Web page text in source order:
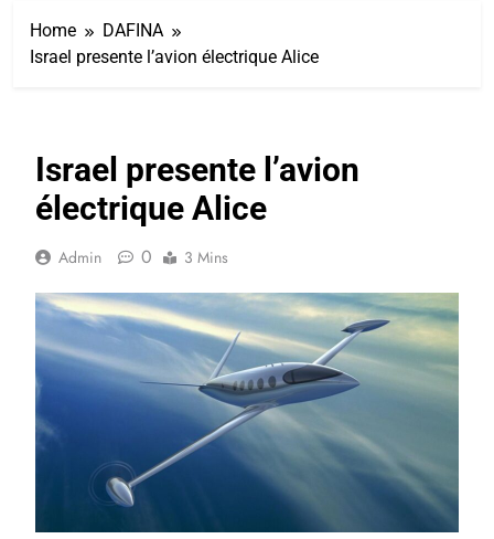
Home
DAFINA
Israel presente l’avion électrique Alice
Israel presente l’avion
électrique Alice
Admin 0 3 Mins